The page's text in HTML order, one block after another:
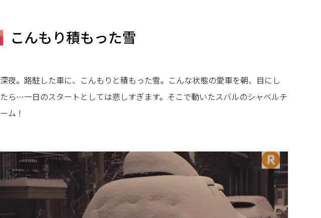
こんもり積もった雪
深夜。路駐した車に、こんもりと積もった雪。こんな状態の愛車を朝、目にし
たら…一日のスタートとしては悲しすぎます。そこで動いたスバルのシャベルチ
ーム！